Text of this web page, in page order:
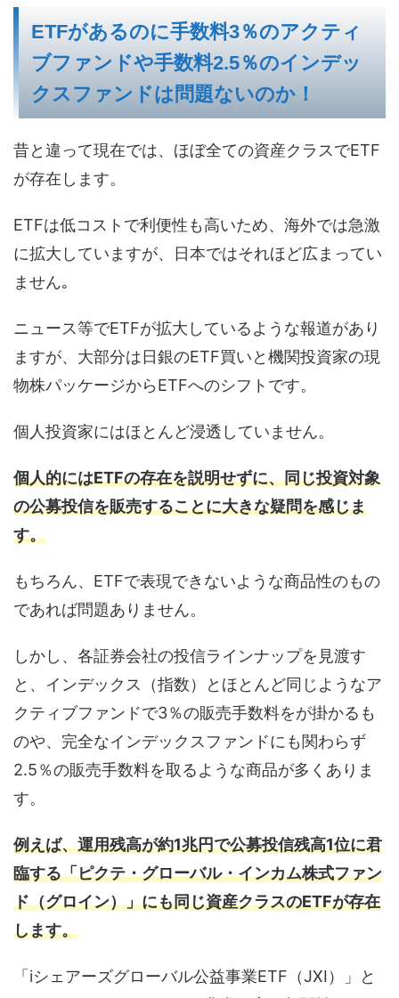
ETFがあるのに手数料3％のアクティ
ブファンドや手数料2.5％のインデッ
クスファンドは問題ないのか！
昔と違って現在では、ほぼ全ての資産クラスでETF
が存在します。
ETFは低コストで利便性も高いため、海外では急激
に拡大していますが、日本ではそれほど広まってい
ません｡
ニュース等でETFが拡大しているような報道があり
ますが、大部分は日銀のETF買いと機関投資家の現
物株パッケージからETFへのシフトです。
個人投資家にはほとんど浸透していません。
個人的にはETFの存在を説明せずに、同じ投資対象
の公募投信を販売することに大きな疑問を感じま
す。
もちろん、ETFで表現できないような商品性のもの
であれば問題ありません。
しかし、各証券会社の投信ラインナップを見渡す
と、インデックス（指数）とほとんど同じようなア
クティブファンドで3％の販売手数料をが掛かるも
のや、完全なインデックスファンドにも関わらず
2.5％の販売手数料を取るような商品が多くありま
す。
例えば、運用残高が約1兆円で公募投信残高1位に君
臨する「ピクテ・グローバル・インカム株式ファン
ド（グロイン）」にも同じ資産クラスのETFが存在
します。
「iシェアーズグローバル公益事業ETF（JXI）」と